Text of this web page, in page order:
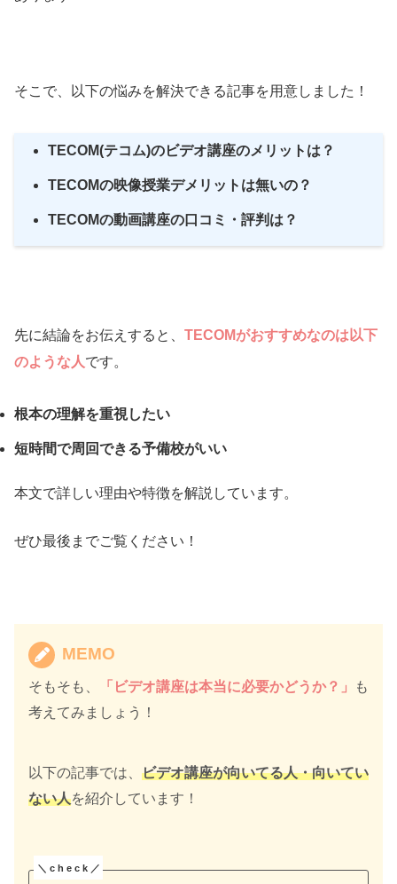
そこで、以下の悩みを解決できる記事を用意しました！
TECOM(テコム)のビデオ講座のメリットは？
TECOMの映像授業デメリットは無いの？
TECOMの動画講座の口コミ・評判は？
先に結論をお伝えすると、 TECOMがおすすめなのは以下
のような人です。
根本の理解を重視したい
短時間で周回できる予備校がいい
本文で詳しい理由や特徴を解説しています。
ぜひ最後までご覧ください！
MEMO
そもそも、 「 ビデオ講座は本当に必要かどうか？」
も
考えてみましょう！
以下の記事では、 ビデオ講座が向いてる人・向いてい
ない人を紹介しています！